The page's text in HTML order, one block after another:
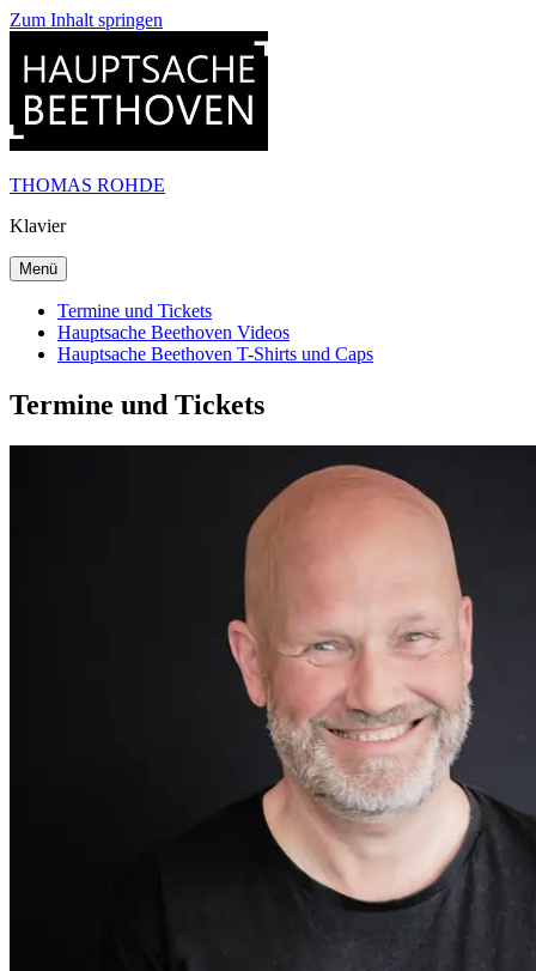
Zum Inhalt springen
THOMAS ROHDE
Klavier
Menü
Termine und Tickets
Hauptsache Beethoven Videos
Hauptsache Beethoven T-Shirts und Caps
Termine und Tickets